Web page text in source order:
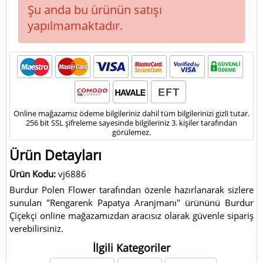
Şu anda bu ürünün satışı
yapılmamaktadır.
Online mağazamız ödeme bilgileriniz dahil tüm bilgilerinizi gizli tutar.
256 bit SSL şifreleme sayesinde bilgileriniz 3. kişiler tarafından
görülemez.
Ürün Detayları
Ürün Kodu: vj6886
Burdur Polen Flower tarafından özenle hazırlanarak sizlere
sunulan "Rengarenk Papatya Aranjmanı" ürününü Burdur
Çiçekçi online mağazamızdan aracısız olarak güvenle sipariş
verebilirsiniz.
İlgili Kategoriler